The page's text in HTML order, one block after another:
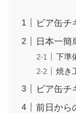
ビア缶チ
日本一簡
下準
焼き
ビア缶チ
前日から